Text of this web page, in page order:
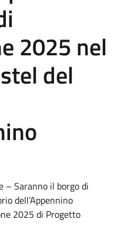
2025 nel
del
– Saranno il borgo di
dell’Appennino
2025 di Progetto